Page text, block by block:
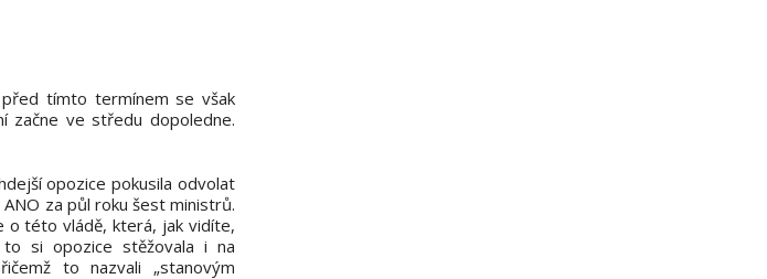
tímto termínem se však
začne ve středu dopoledne.
opozice pokusila odvolat
za půl roku šest ministrů.
o této vládě, která, jak vidíte,
to si opozice stěžovala i na
to nazvali „stanovým